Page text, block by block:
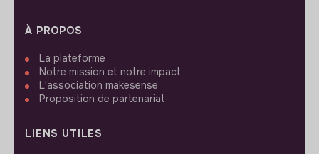
À PROPOS
La plateforme
Notre mission et notre impact
L'association makesense
Proposition de partenariat
LIENS UTILES